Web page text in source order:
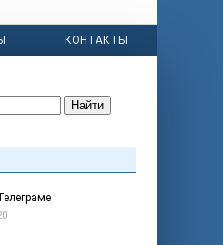
КОНТАКТЫ
Найти